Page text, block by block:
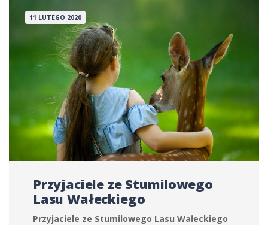
11 LUTEGO 2020
Przyjaciele ze Stumilowego
Lasu Wałeckiego
Przyjaciele ze Stumilowego Lasu Wałeckiego